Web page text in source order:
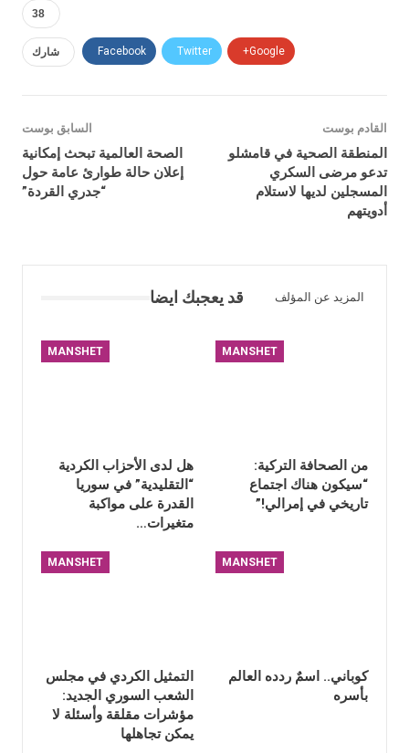
38
شارك Facebook Twitter Google+
السابق بوست
الصحة العالمية تبحث إمكانية
إعلان حالة طوارئ عامة حول
“جدري القردة”
القادم بوست
المنطقة الصحية في قامشلو
تدعو مرضى السكري
المسجلين لديها لاستلام
أدويتهم
قد يعجبك ايضا المزيد عن المؤلف
MANSHET
هل لدى الأحزاب الكردية
“التقليدية” في سوريا
القدرة على مواكبة
متغيرات…
MANSHET
من الصحافة التركية:
“سيكون هناك اجتماع
تاريخي في إمرالي!”
MANSHET
التمثيل الكردي في مجلس
الشعب السوري الجديد:
مؤشرات مقلقة وأسئلة لا
يمكن تجاهلها
MANSHET
كوباني.. اسمٌ ردده العالم
بأسره